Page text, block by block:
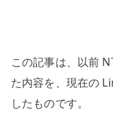
へ
の
この記事は、以前
た内容を、現在の
したものです。